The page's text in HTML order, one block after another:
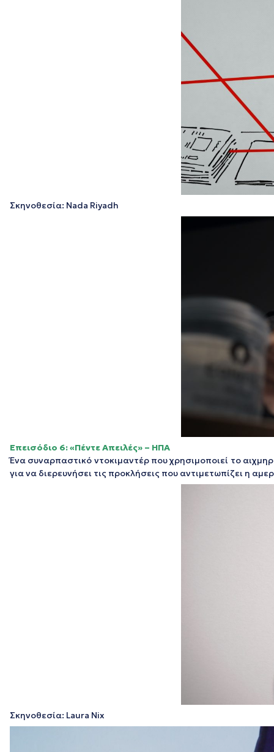
Σκηνοθεσία: Nada Riyadh
Επεισόδιο 6: «Πέντε Απειλές» – ΗΠΑ
Ένα συναρπαστικό ντοκιμαντέρ που χρησιμοποιεί το
για να διερευνήσει τις προκλήσεις που αντιμετωπίζει η
Σκηνοθεσία: Laura Nix